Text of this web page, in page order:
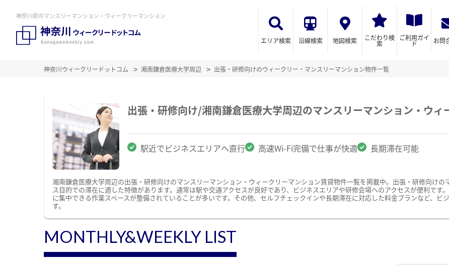
神奈川県のマンスリーマンション・ウィークリーマンション
エリア検索 沿線検索 地図検索 こだわり検
索
ご利用ガイ
ド お問
神奈川ウィークリードットコム 湘南鎌倉医療大学周辺 出張・研修向けのウィークリー・マンスリーマンション物件一覧
出張・研修向け/湘南鎌倉医療大学周辺のマンスリーマンション・ウィ
駅近でビジネスエリアへ直行 高速Wi-Fi完備で仕事が快適 長期滞在可能
湘南鎌倉医療大学周辺の出張・研修向けのマンスリーマンション・ウィークリーマンション賃貸物件一覧を掲載中。出張・研修向け
ス目的での滞在に適した特徴があります。通常は駅や交通アクセスが良好であり、ビジネスエリアや研修会場へのアクセスが便利で
に集中できる作業スペースが整備されていることが多いです。その他、セルフチェックインや長期滞在に対応した料金プランなど、ビ
す。
MONTHLY&WEEKLY LIST